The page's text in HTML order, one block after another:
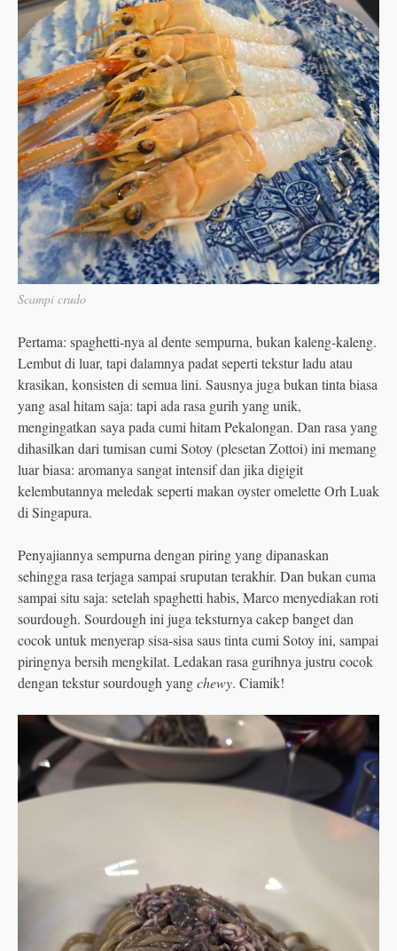
Scampi crudo
Pertama: spaghetti-nya al dente sempurna, bukan kaleng-kaleng.
Lembut di luar, tapi dalamnya padat seperti tekstur ladu atau
krasikan, konsisten di semua lini. Sausnya juga bukan tinta biasa
yang asal hitam saja: tapi ada rasa gurih yang unik,
mengingatkan saya pada cumi hitam Pekalongan. Dan rasa yang
dihasilkan dari tumisan cumi Sotoy (plesetan Zottoi) ini memang
luar biasa: aromanya sangat intensif dan jika digigit
kelembutannya meledak seperti makan oyster omelette Orh Luak
di Singapura.
Penyajiannya sempurna dengan piring yang dipanaskan
sehingga rasa terjaga sampai sruputan terakhir. Dan bukan cuma
sampai situ saja: setelah spaghetti habis, Marco menyediakan roti
sourdough. Sourdough ini juga teksturnya cakep banget dan
cocok untuk menyerap sisa-sisa saus tinta cumi Sotoy ini, sampai
piringnya bersih mengkilat. Ledakan rasa gurihnya justru cocok
dengan tekstur sourdough yangchewy. Ciamik!